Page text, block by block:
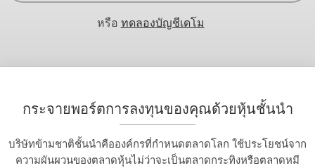
หรือ ทดลองบัญชีเดโม
กระจายพอร์ตการลงทุนของคุณด้วยหุ้นชั้นนำ
บริษัทข้ามชาติชั้นนำคือองค์กรที่กำหนดตลาดโลก ใช้ประโยชน์จาก
ความผันผวนของตลาดหุ้นไม่ว่าจะเป็นตลาดกระทิงหรือตลาดหมี